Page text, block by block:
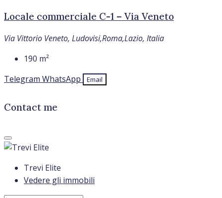
Locale commerciale C-1 – Via Veneto
Via Vittorio Veneto, Ludovisi,Roma,Lazio, Italia
190 m²
Telegram WhatsApp Email
Contact me
Trevi Elite
Vedere gli immobili